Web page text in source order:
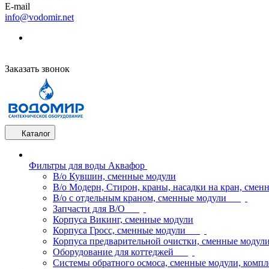
E-mail
info@vodomir.net
Заказать звонок
Каталог
Фильтры для воды Аквафор
В/о Кувшин, сменные модули
В/о Модерн, Стирон, краны, насадки на кран,
В/о с отдельным краном, сменные модули
Запчасти для В/О
Корпуса Викинг, сменные модули
Корпуса Гросс, сменные модули
Корпуса предварительной очистки, сменные модули
Оборудование для коттеджей
Системы обратного осмоса, сменные модули,